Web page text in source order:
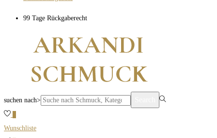
99 Tage Rückgaberecht
suchen nach>
Wunschliste